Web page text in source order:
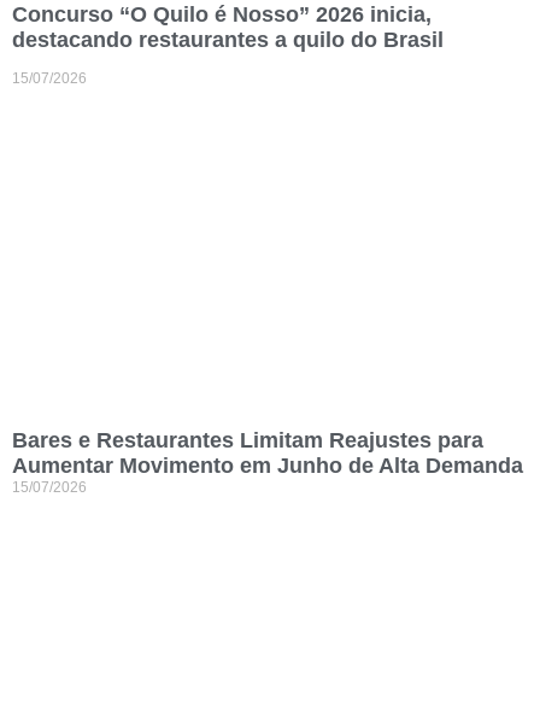
Concurso “O Quilo é Nosso” 2026 inicia,
destacando restaurantes a quilo do Brasil
15/07/2026
Bares e Restaurantes Limitam Reajustes para
Aumentar Movimento em Junho de Alta Demanda
15/07/2026